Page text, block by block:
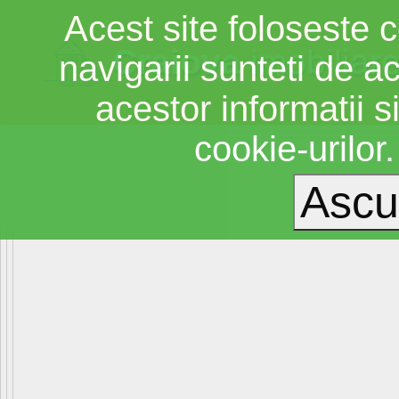
Craiova
Acest site foloseste
navigarii sunteti de
acestor informatii
cookie-